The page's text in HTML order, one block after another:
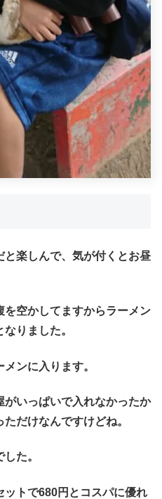
楽しんで、気が付くとお昼
を空かしてますからラーメン
りました。
ンに入ります。
がいっぱいで入れなかったか
だけなんですけどね。
た。
ットで680円とコスパに優れ